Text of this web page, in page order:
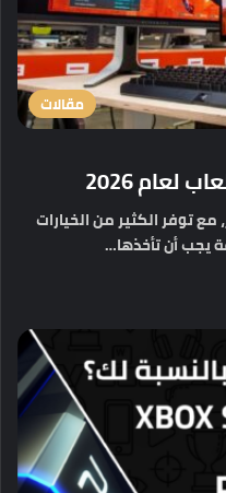
مقالات
توفر الكثير من الخيارات
يجب أن تأخذها…